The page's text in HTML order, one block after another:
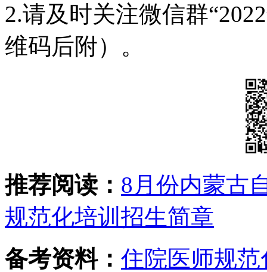
2.请及时关注微信群
维码后附）。
推荐阅读： 8月份内蒙古
规范化培训招生简章
备考资料： 住院医师规